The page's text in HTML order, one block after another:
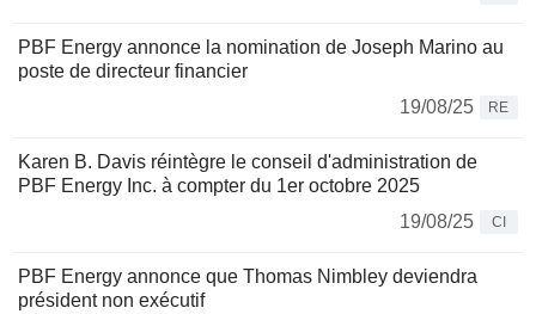
PBF Energy annonce la nomination de Joseph Marino au
poste de directeur financier
19/08/25
RE
Karen B. Davis réintègre le conseil d'administration de
PBF Energy Inc. à compter du 1er octobre 2025
19/08/25
CI
PBF Energy annonce que Thomas Nimbley deviendra
président non exécutif